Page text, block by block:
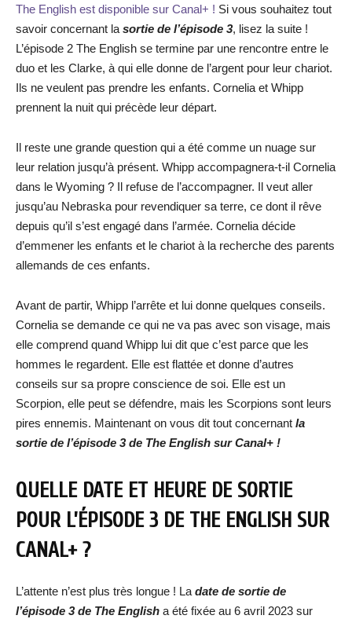
The English est disponible sur Canal+ ! Si vous souhaitez tout
savoir concernant la sortie de l’épisode 3, lisez la suite !
L’épisode 2 The English se termine par une rencontre entre le
duo et les Clarke, à qui elle donne de l’argent pour leur chariot.
Ils ne veulent pas prendre les enfants. Cornelia et Whipp
prennent la nuit qui précède leur départ.
Il reste une grande question qui a été comme un nuage sur
leur relation jusqu’à présent. Whipp accompagnera-t-il Cornelia
dans le Wyoming ? Il refuse de l’accompagner. Il veut aller
jusqu’au Nebraska pour revendiquer sa terre, ce dont il rêve
depuis qu’il s’est engagé dans l’armée. Cornelia décide
d’emmener les enfants et le chariot à la recherche des parents
allemands de ces enfants.
Avant de partir, Whipp l’arrête et lui donne quelques conseils.
Cornelia se demande ce qui ne va pas avec son visage, mais
elle comprend quand Whipp lui dit que c’est parce que les
hommes le regardent. Elle est flattée et donne d’autres
conseils sur sa propre conscience de soi. Elle est un
Scorpion, elle peut se défendre, mais les Scorpions sont leurs
pires ennemis. Maintenant on vous dit tout concernant la
sortie de l’épisode 3 de The English sur Canal+ !
QUELLE DATE ET HEURE DE SORTIE
POUR L’ÉPISODE 3 DE THE ENGLISH SUR
CANAL+ ?
L’attente n’est plus très longue ! La date de sortie de
l’épisode 3 de The English a été fixée au 6 avril 2023 sur